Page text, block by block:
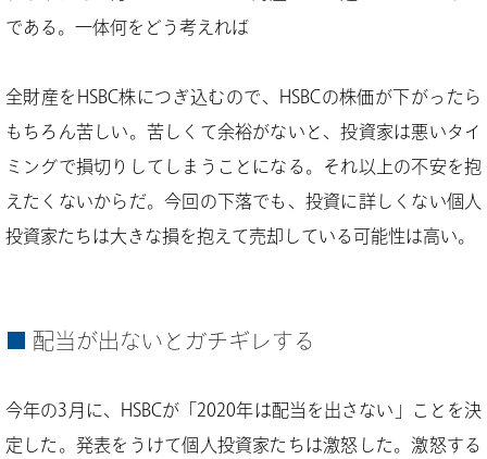
である。一体何をどう考えれば
全財産をHSBC株につぎ込むので、HSBCの株価が下がったら
もちろん苦しい。苦しくて余裕がないと、投資家は悪いタイ
ミングで損切りしてしまうことになる。それ以上の不安を抱
えたくないからだ。今回の下落でも、投資に詳しくない個人
投資家たちは大きな損を抱えて売却している可能性は高い。
配当が出ないとガチギレする
今年の3月に、HSBCが「2020年は配当を出さない」ことを決
定した。発表をうけて個人投資家たちは激怒した。激怒する